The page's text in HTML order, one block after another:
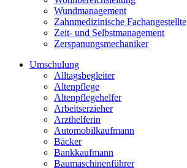
Wundmanagement
Zahnmedizinische Fachangestellte
Zeit- und Selbstmanagement
Zerspanungsmechaniker
Umschulung
Alltagsbegleiter
Altenpflege
Altenpflegehelfer
Arbeitserzieher
Arzthelferin
Automobilkaufmann
Bäcker
Bankkaufmann
Baumaschinenführer